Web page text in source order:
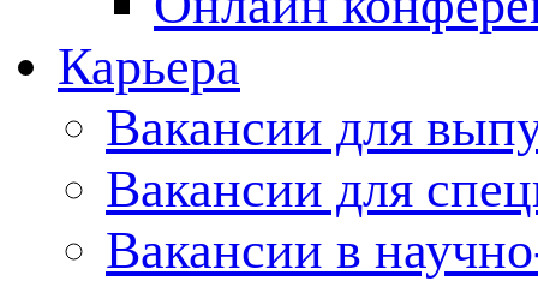
Карьера
Вакансии для
Вакансии для
Вакансии в